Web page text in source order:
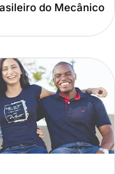
do Mecânico